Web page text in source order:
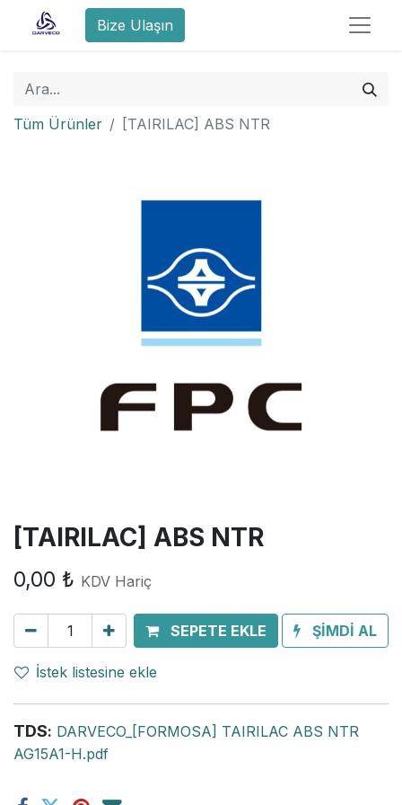
Bize Ulaşın
Tüm Ürünler [TAIRILAC] ABS NTR
[TAIRILAC] ABS NTR
0,00 ₺ KDV Hariç
SEPETE EKLE ŞİMDİ AL
İstek listesine ekle
TDS: DARVECO_[FORMOSA] TAIRILAC ABS NTR
AG15A1-H.pdf